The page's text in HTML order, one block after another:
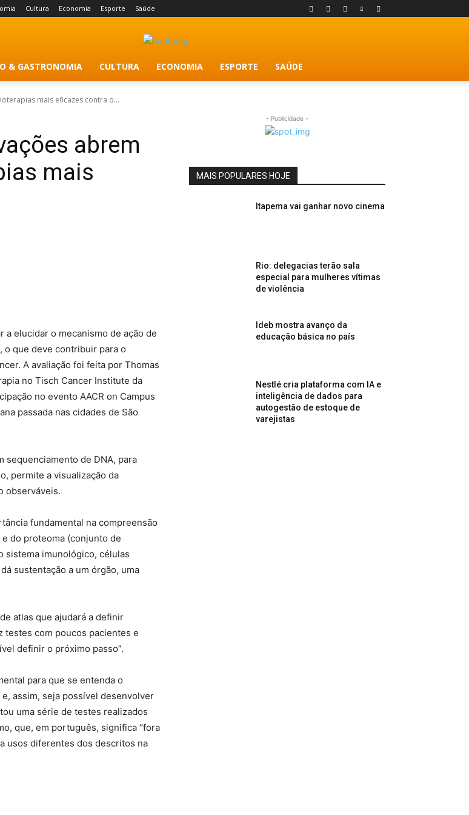
Cultura Economia Esporte Saúde
& GASTRONOMIA CULTURA ECONOMIA ESPORTE SAÚDE
mais eficazes contra o...
abrem
mais
a elucidar o mecanismo de ação de
o que deve contribuir para o
A avaliação foi feita por Thomas
no Tisch Cancer Institute da
no evento AACR on Campus
passada nas cidades de São
sequenciamento de DNA, para
permite a visualização da
observáveis.
fundamental na compreensão
do proteoma (conjunto de
sistema imunológico, células
sustentação a um órgão, uma
atlas que ajudará a definir
testes com poucos pacientes e
definir o próximo passo”.
para que se entenda o
assim, seja possível desenvolver
uma série de testes realizados
que, em português, significa “fora
usos diferentes dos descritos na
- Publicidade -
MAIS POPULARES HOJE
Itapema vai ganhar novo cinema
Rio: delegacias terão sala
especial para mulheres vítimas
de violência
Ideb mostra avanço da
educação básica no país
Nestlé cria plataforma com IA e
inteligência de dados para
autogestão de estoque de
varejistas